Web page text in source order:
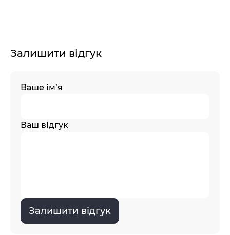
Залишити відгук
Ваше ім’я
Ваш відгук
Залишити відгук